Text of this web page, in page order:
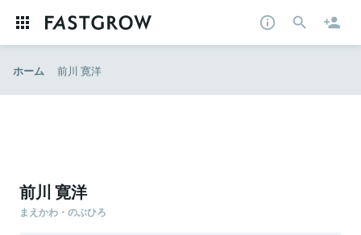
ホーム 前川 寛洋
前川 寛洋
まえかわ・のぶひろ